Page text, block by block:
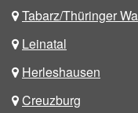
Tabarz/Thüringer
Leinatal
Herleshausen
Creuzburg